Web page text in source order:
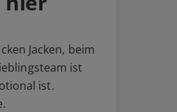
Jacken, beim
ist
ist.